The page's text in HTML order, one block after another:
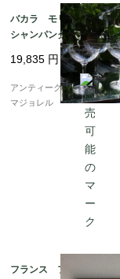
バカラ モリエール
シャンパンクープ 12
5mm 5893
19,835 円
アンティークギャラリー
マジョレル
フランス フルーツの